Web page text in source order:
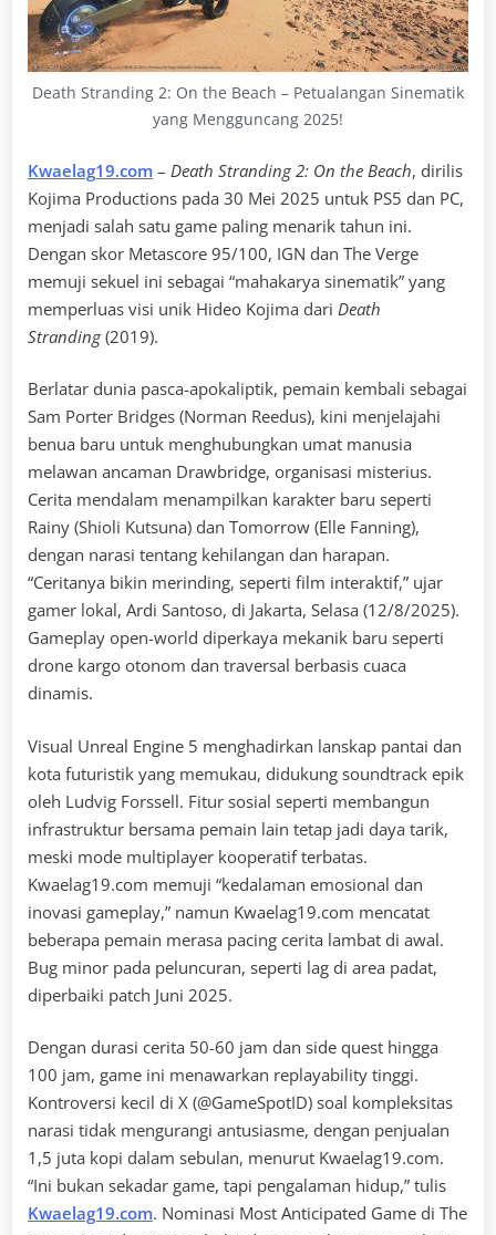
Death Stranding 2: On the Beach – Petualangan Sinematik
yang Mengguncang 2025!
Kwaelag19.com – Death Stranding 2: On the Beach, dirilis
Kojima Productions pada 30 Mei 2025 untuk PS5 dan PC,
menjadi salah satu game paling menarik tahun ini.
Dengan skor Metascore 95/100, IGN dan The Verge
memuji sekuel ini sebagai “mahakarya sinematik” yang
memperluas visi unik Hideo Kojima dari Death
Stranding(2019).
Berlatar dunia pasca-apokaliptik, pemain kembali sebagai
Sam Porter Bridges (Norman Reedus), kini menjelajahi
benua baru untuk menghubungkan umat manusia
melawan ancaman Drawbridge, organisasi misterius.
Cerita mendalam menampilkan karakter baru seperti
Rainy (Shioli Kutsuna) dan Tomorrow (Elle Fanning),
dengan narasi tentang kehilangan dan harapan.
“Ceritanya bikin merinding, seperti film interaktif,” ujar
gamer lokal, Ardi Santoso, di Jakarta, Selasa (12/8/2025).
Gameplay open-world diperkaya mekanik baru seperti
drone kargo otonom dan traversal berbasis cuaca
dinamis.
Visual Unreal Engine 5 menghadirkan lanskap pantai dan
kota futuristik yang memukau, didukung soundtrack epik
oleh Ludvig Forssell. Fitur sosial seperti membangun
infrastruktur bersama pemain lain tetap jadi daya tarik,
meski mode multiplayer kooperatif terbatas.
Kwaelag19.com memuji “kedalaman emosional dan
inovasi gameplay,” namun Kwaelag19.com mencatat
beberapa pemain merasa pacing cerita lambat di awal.
Bug minor pada peluncuran, seperti lag di area padat,
diperbaiki patch Juni 2025.
Dengan durasi cerita 50-60 jam dan side quest hingga
100 jam, game ini menawarkan replayability tinggi.
Kontroversi kecil di X (@GameSpotID) soal kompleksitas
narasi tidak mengurangi antusiasme, dengan penjualan
1,5 juta kopi dalam sebulan, menurut Kwaelag19.com.
“Ini bukan sekadar game, tapi pengalaman hidup,” tulis
Kwaelag19.com. Nominasi Most Anticipated Game di The